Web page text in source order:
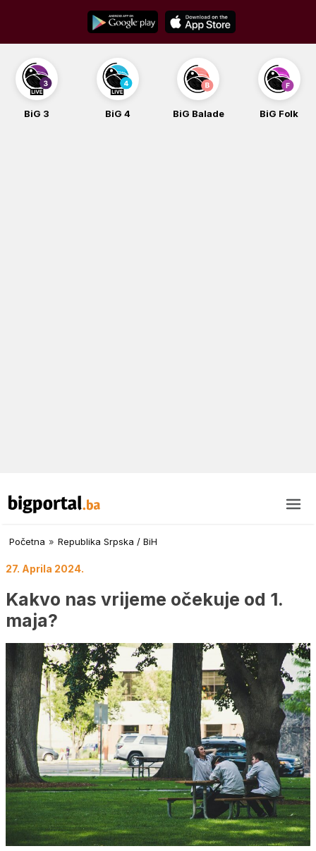
content
BiG 3 BiG 4 BiG Balade BiG Folk
Početna » Republika Srpska / BiH
27. Aprila 2024.
Kakvo nas vrijeme očekuje od 1.
maja?